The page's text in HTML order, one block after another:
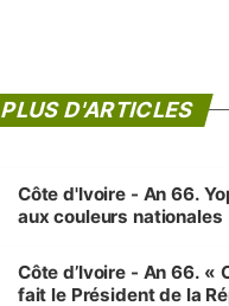
PLUS D'ARTICLES
Côte d'Ivoire - An 66.
aux couleurs nationales
Côte d’Ivoire - An 66. «
fait le Président de la